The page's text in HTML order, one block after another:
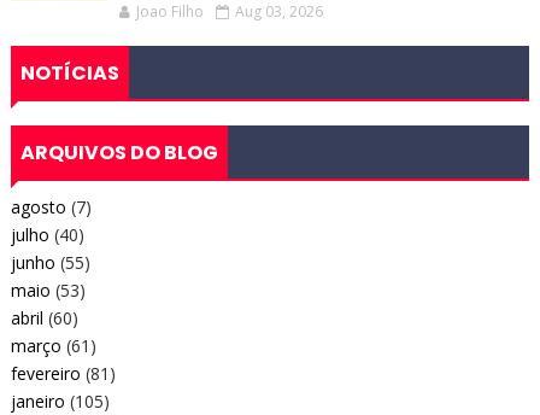
Joao Filho Aug 03, 2026
NOTÍCIAS
ARQUIVOS DO BLOG
agosto (7)
julho (40)
junho (55)
maio (53)
abril (60)
março (61)
fevereiro (81)
janeiro (105)